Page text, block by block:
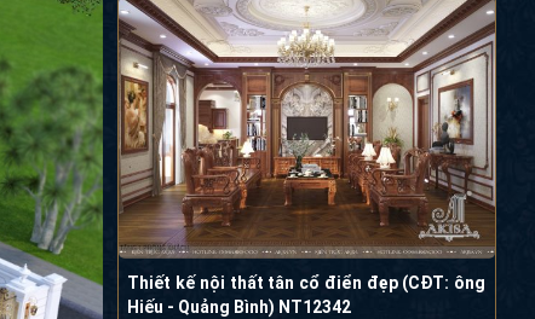
Thiết kế nội thất tân cổ điển đẹp (CĐT: ông
Hiếu - Quảng Bình) NT12342